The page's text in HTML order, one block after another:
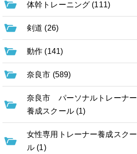
体幹トレーニング (111)
剣道 (26)
動作 (141)
奈良市 (589)
奈良市 パーソナルトレーナー
養成スクール (1)
女性専用トレーナー養成スクー
ル (1)